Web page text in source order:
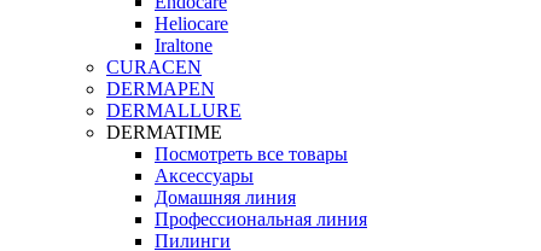
Heliocare
Iraltone
CURACEN
DERMAPEN
DERMALLURE
DERMATIME
Посмотреть все товары
Аксессуары
Домашняя линия
Профессиональная линия
Пилинги